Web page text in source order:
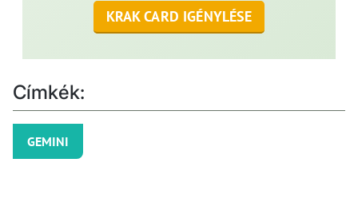
KRAK CARD IGÉNYLÉSE
Címkék:
GEMINI